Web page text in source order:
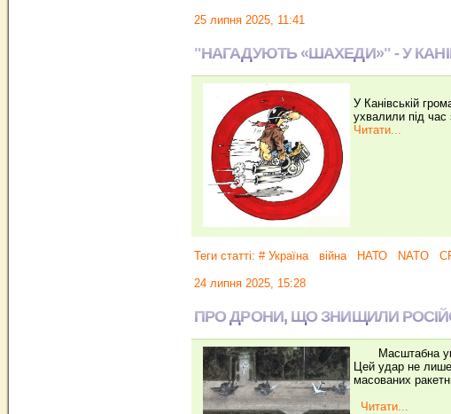
25 липня 2025, 11:41
"НАГАДУЮТЬ «ШАХЕДИ»" - У
У Канівській
ухвалили під час
Читати...
Теги статті: # Україна війна НАТО NATO
24 липня 2025, 15:28
ПРО ДРОНИ, ЩО ЗНИЩИЛИ
Масштабна
Цей удар не лише
масованих
Читати...